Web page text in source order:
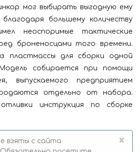
мог выбирать выгодную ему
большему количеству
неоспоримые тактические
броненосцами того времени.
пластмассы для сборки одной
собирается при помощи
выпускаемого предприятием
отдельно от набора.
инструкция по сборке
взяты с сайта
×